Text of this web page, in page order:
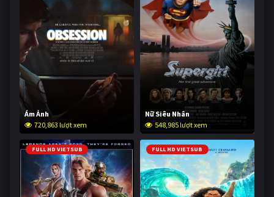
Ám Ảnh
720,863 lượt xem
Nữ Siêu Nhân
548,985 lượt xem
FULL HD VIETSUB FULL HD VIETSUB